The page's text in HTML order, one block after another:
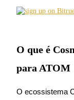
Futuros
O que é
para ATOM
O ecossistema